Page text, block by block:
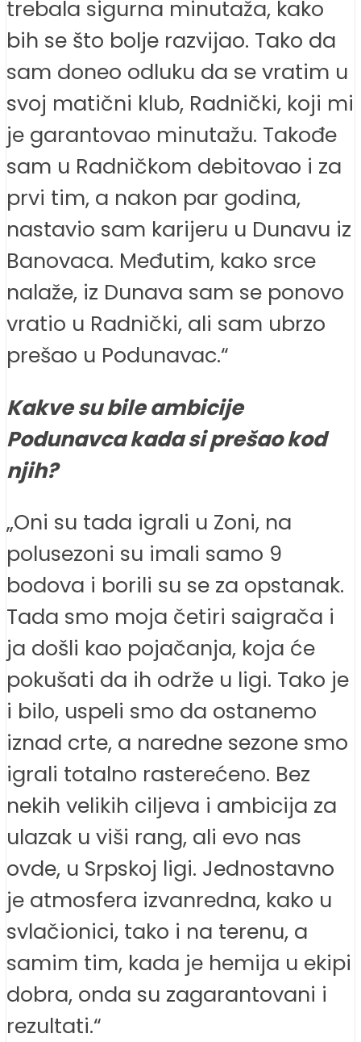
trebala sigurna minutaža, kako
bih se što bolje razvijao. Tako da
sam doneo odluku da se vratim u
svoj matični klub, Radnički, koji mi
je garantovao minutažu. Takođe
sam u Radničkom debitovao i za
prvi tim, a nakon par godina,
nastavio sam karijeru u Dunavu iz
Banovaca. Međutim, kako srce
nalaže, iz Dunava sam se ponovo
vratio u Radnički, ali sam ubrzo
prešao u Podunavac.“
Kakve su bile ambicije
Podunavca kada si prešao kod
njih?
„Oni su tada igrali u Zoni, na
polusezoni su imali samo 9
bodova i borili su se za opstanak.
Tada smo moja četiri saigrača i
ja došli kao pojačanja, koja će
pokušati da ih održe u ligi. Tako je
i bilo, uspeli smo da ostanemo
iznad crte, a naredne sezone smo
igrali totalno rasterećeno. Bez
nekih velikih ciljeva i ambicija za
ulazak u viši rang, ali evo nas
ovde, u Srpskoj ligi. Jednostavno
je atmosfera izvanredna, kako u
svlačionici, tako i na terenu, a
samim tim, kada je hemija u ekipi
dobra, onda su zagarantovani i
rezultati.“